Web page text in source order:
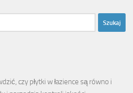
czy płytki w łazience są równo i